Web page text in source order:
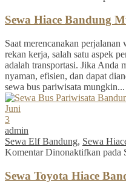
Sewa Hiace Bandung
Saat merencanakan perjalanan
rekan kerja, salah satu aspek
adalah transportasi. Jika Anda
nyaman, efisien, dan dapat
sewa bus pariwisata mungkin...
Juni
3
admin
Sewa Elf Bandung, Sewa
Komentar Dinonaktifkan pada
Sewa Toyota Hiace